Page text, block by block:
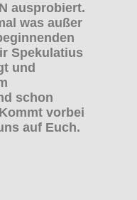
ausprobiert.
was außer
Spekulatius
und
schon
vorbei
auf Euch.